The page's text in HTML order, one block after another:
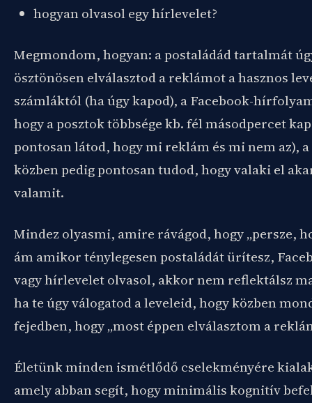
hogyan olvasol egy hírlevelet?
Megmondom, hogyan: a postaládád tartalmát
ösztönösen elválasztod a reklámot a hasznos
számláktól (ha úgy kapod), a Facebook-
hogy a posztok többsége kb. fél másodpercet
pontosan látod, hogy mi reklám és mi nem az),
közben pedig pontosan tudod, hogy valaki el
valamit.
Mindez olyasmi, amire rávágod, hogy „persze,
ám amikor ténylegesen postaládát ürítesz,
vagy hírlevelet olvasol, akkor nem reflektálsz
ha te úgy válogatod a leveleid, hogy közben
fejedben, hogy „most éppen elválasztom a
Életünk minden ismétlődő cselekményére
amely abban segít, hogy minimális kognitív